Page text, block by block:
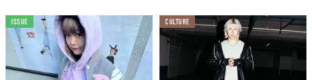
側から見たらZ世代のど真ん中にいる自分。
社会からの見た目と自意識が釣り合っていない
不思議な感覚になる。
ISSUE CULTURE